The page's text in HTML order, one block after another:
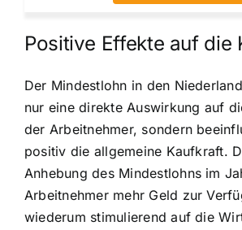
Positive Effekte auf die
Der Mindestlohn in den
nur eine direkte Auswirkung auf
der Arbeitnehmer, sondern
positiv die allgemeine Kaufkraft.
Anhebung des Mindestlohns im
Arbeitnehmer mehr Geld zur
wiederum stimulierend auf die